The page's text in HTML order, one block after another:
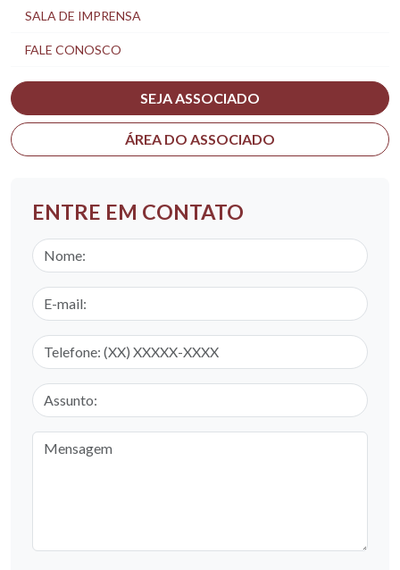
SALA DE IMPRENSA
FALE CONOSCO
SEJA ASSOCIADO
ÁREA DO ASSOCIADO
ENTRE EM CONTATO
Nome
E-mail
Telefone
Assunto
Mensagem